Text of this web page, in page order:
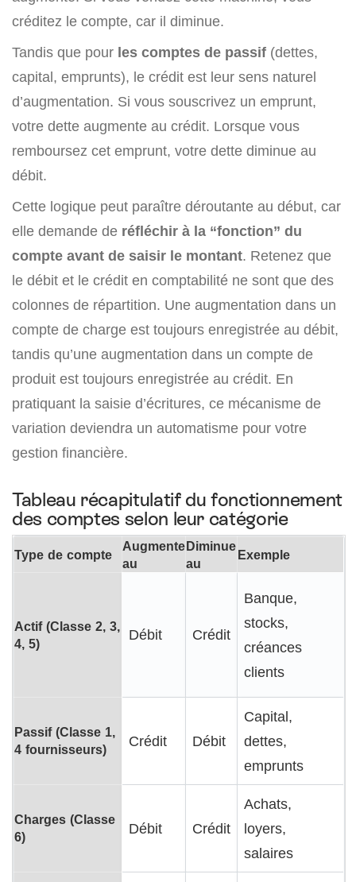
créditez le compte, car il diminue.
Tandis que pour les comptes de passif (dettes,
capital, emprunts), le crédit est leur sens naturel
d’augmentation. Si vous souscrivez un emprunt,
votre dette augmente au crédit. Lorsque vous
remboursez cet emprunt, votre dette diminue au
débit.
Cette logique peut paraître déroutante au début, car
elle demande de réfléchir à la “fonction” du
compte avant de saisir le montant. Retenez que
le débit et le crédit en comptabilité ne sont que des
colonnes de répartition. Une augmentation dans un
compte de charge est toujours enregistrée au débit,
tandis qu’une augmentation dans un compte de
produit est toujours enregistrée au crédit. En
pratiquant la saisie d’écritures, ce mécanisme de
variation deviendra un automatisme pour votre
gestion financière.
Tableau récapitulatif du fonctionnement
des comptes selon leur catégorie
Type de compte
Augmente
au
Diminue
au
Exemple
Actif (Classe 2, 3,
4, 5)
Débit Crédit
Banque,
stocks,
créances
clients
Passif (Classe 1,
4 fournisseurs)
Crédit Débit
Capital,
dettes,
emprunts
Charges (Classe
6)
Débit Crédit
Achats,
loyers,
salaires